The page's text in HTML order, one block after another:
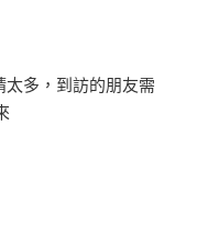
多，到訪的朋友需